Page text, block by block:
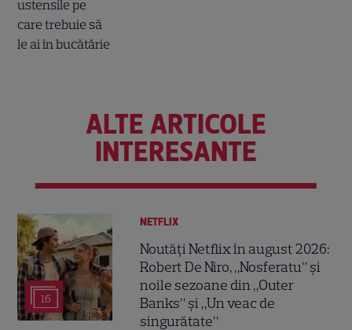
ALTE ARTICOLE
INTERESANTE
16
NETFLIX
Noutăți Netflix în august 2026:
Robert De Niro, „Nosferatu” și
noile sezoane din „Outer
Banks” și „Un veac de
singurătate”